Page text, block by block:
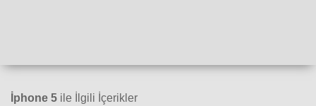
İphone 5 ile İlgili İçerikler